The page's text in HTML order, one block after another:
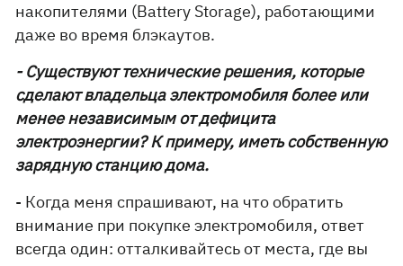
накопителями (Battery Storage), работающими
даже во время блэкаутов.
- Существуют технические решения, которые
сделают владельца электромобиля более или
менее независимым от дефицита
электроэнергии? К примеру, иметь собственную
зарядную станцию ​​дома.
- Когда меня спрашивают, на что обратить
внимание при покупке электромобиля, ответ
всегда один: отталкивайтесь от места, где вы